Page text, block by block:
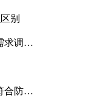
别
求调研
合防爆